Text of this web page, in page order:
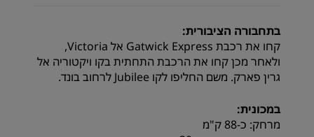
בתחבורה הציבורית:
קחו את רכבת Gatwick Express אל Victoria,
ולאחר מכן קחו את הרכבת התחתית בקו ויקטוריה אל
גרין פארק. משם החליפו לקו Jubilee לרחוב בונד.
במכונית:
מרחק: כ-88 ק"מ